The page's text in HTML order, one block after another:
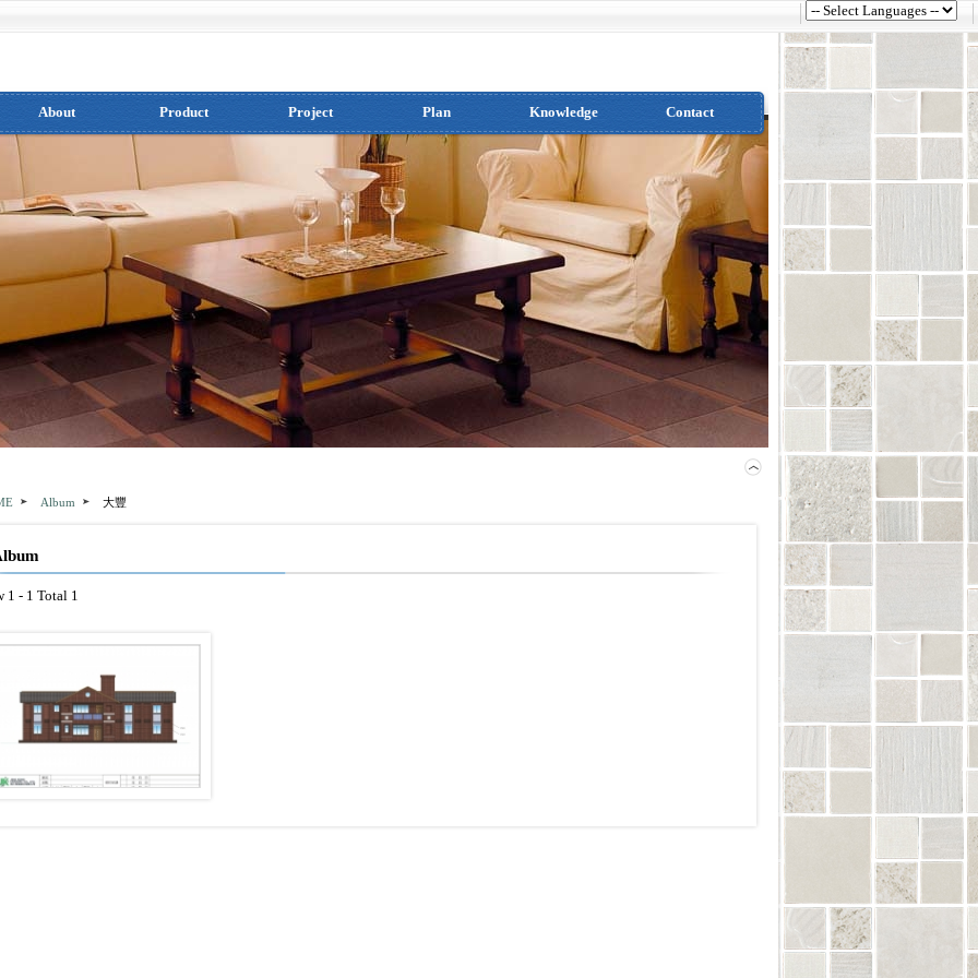
About Product Project Plan Knowledge Contact
Album 大豐
1 - 1 Total 1